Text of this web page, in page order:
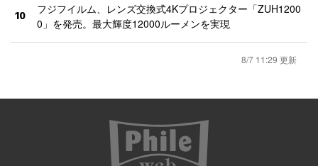
10
フジフイルム、レンズ交換式4Kプロジェクター「ZUH1200
0」を発売。最大輝度12000ルーメンを実現
8/7 11:29 更新